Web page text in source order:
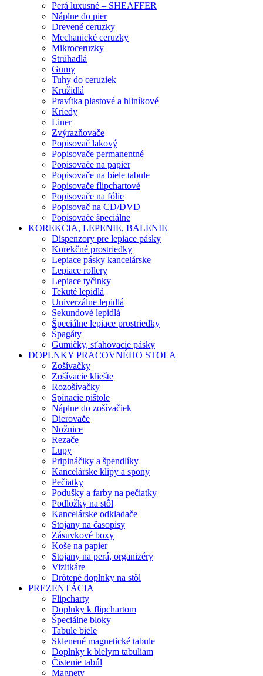
Perá luxusné – SHEAFFER
Náplne do pier
Drevené ceruzky
Mechanické ceruzky
Mikroceruzky
Strúhadlá
Gumy
Tuhy do ceruziek
Kružidlá
Pravítka plastové a hliníkové
Kriedy
Liner
Zvýrazňovače
Popisovač lakový
Popisovače permanentné
Popisovače na papier
Popisovače na biele tabule
Popisovače flipchartové
Popisovače na fólie
Popisovač na CD/DVD
Popisovače špeciálne
KOREKCIA, LEPENIE, BALENIE
Dispenzory pre lepiace pásky
Korekčné prostriedky
Lepiace pásky kancelárske
Lepiace rollery
Lepiace tyčinky
Tekuté lepidlá
Univerzálne lepidlá
Sekundové lepidlá
Špeciálne lepiace prostriedky
Špagáty
Gumičky, sťahovacie pásky
DOPLNKY PRACOVNÉHO STOLA
Zošívačky
Zošívacie kliešte
Rozošívačky
Spínacie pištole
Náplne do zošívačiek
Dierovače
Nožnice
Rezače
Lupy
Pripináčiky a špendlíky
Kancelárske klipy a spony
Pečiatky
Podušky a farby na pečiatky
Podložky na stôl
Kancelárske odkladače
Stojany na časopisy
Zásuvkové boxy
Koše na papier
Stojany na perá, organizéry
Vizitkáre
Drôtené doplnky na stôl
PREZENTÁCIA
Flipcharty
Doplnky k flipchartom
Špeciálne bloky
Tabule biele
Sklenené magnetické tabule
Doplnky k bielym tabuliam
Čistenie tabúl
Magnety